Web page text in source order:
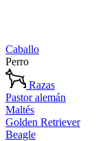
Caballo
Perro
Razas
Pastor alemán
Maltés
Golden Retriever
Beagle